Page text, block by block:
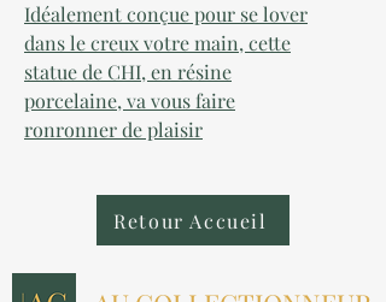
Idéalement conçue pour se lover
dans le creux votre main, cette
statue de CHI, en résine
porcelaine, va vous faire
ronronner de plaisir
Retour Accueil